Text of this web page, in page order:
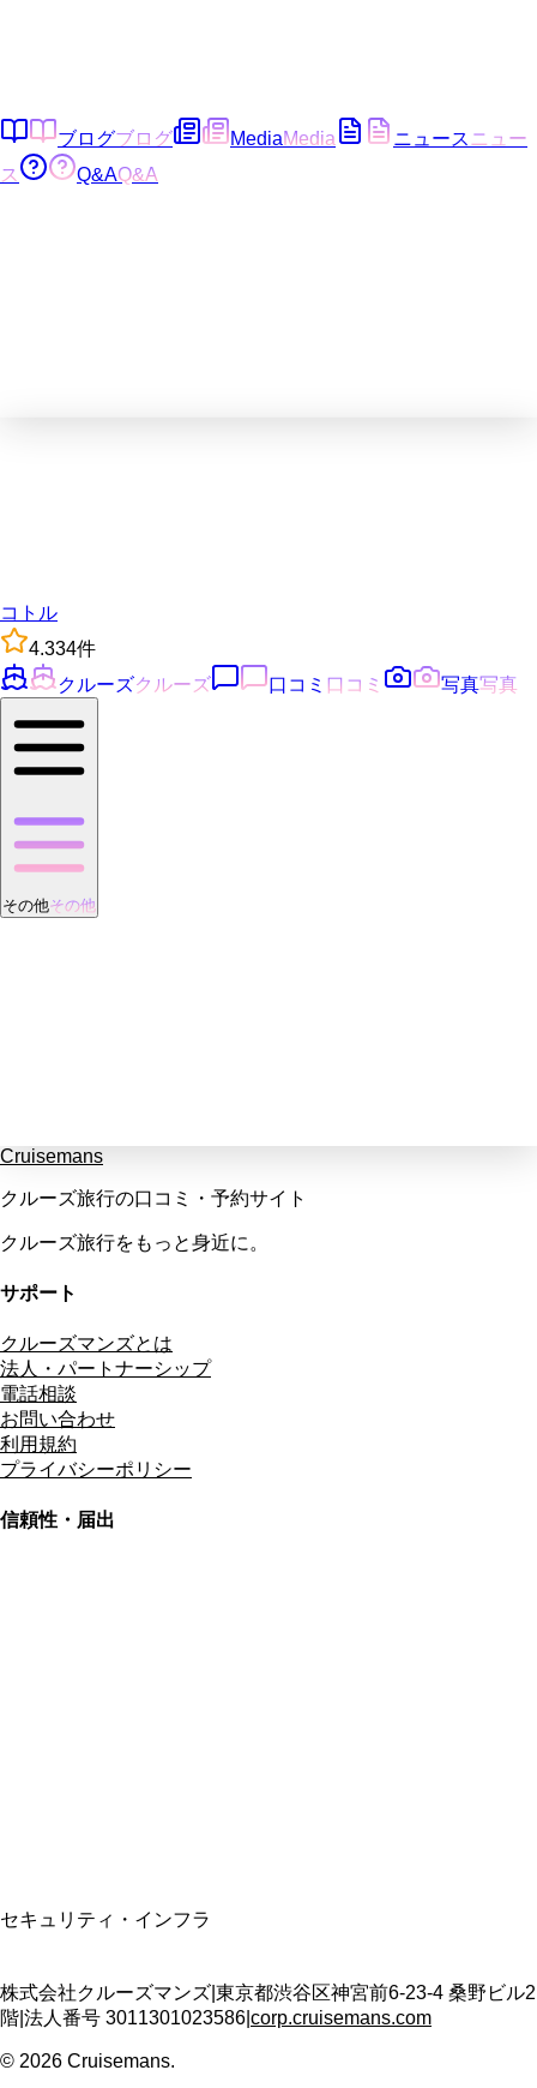
ブログブログ MediaMedia ニュース ニュー
ス
Q&AQ&A
コトル
4.334件
クルーズクルーズ 口コミ 口コミ 写真写真
その他その他
Cruisemans
クルーズ旅行の口コミ・予約サイト
クルーズ旅行をもっと身近に。
サポート
クルーズマンズとは
法人・パートナーシップ
電話相談
お問い合わせ
利用規約
プライバシーポリシー
信頼性・届出
セキュリティ・インフラ
株式会社クルーズマンズ 東京都渋谷区神宮前6-23-4 桑野ビル2
階 法人番号 3011301023586 corp.cruisemans.com
© 2026 Cruisemans.